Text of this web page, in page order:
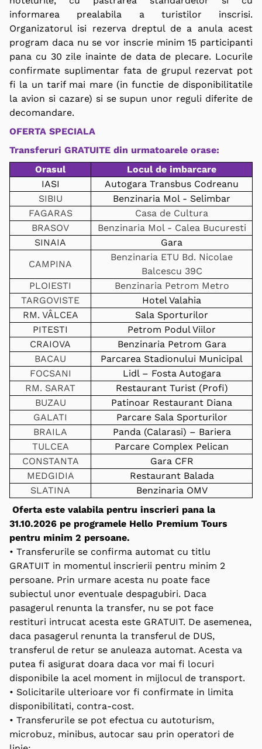
informarea prealabila a turistilor inscrisi.
Organizatorul isi rezerva dreptul de a anula acest
program daca nu se vor inscrie minim 15 participanti
pana cu 30 zile inainte de data de plecare. Locurile
confirmate suplimentar fata de grupul rezervat pot
fi la un tarif mai mare (in functie de disponibilitatile
la avion si cazare) si se supun unor reguli diferite de
decomandare.
OFERTA SPECIALA
Transferuri GRATUITE din urmatoarele orase:
Orasul
Locul de imbarcare
IASI
Autogara Transbus Codreanu
SIBIU
Benzinaria Mol - Selimbar
FAGARAS
Casa de Cultura
BRASOV
Benzinaria Mol - Calea Bucuresti
SINAIA
Gara
CAMPINA
Benzinaria ETU Bd. Nicolae
Balcescu 39C
PLOIESTI
Benzinaria Petrom Metro
TARGOVISTE
Hotel Valahia
RM. VÂLCEA
Sala Sporturilor
PITESTI
Petrom Podul Viilor
CRAIOVA
Benzinaria Petrom Gara
BACAU
Parcarea Stadionului Municipal
FOCSANI
Lidl – Fosta Autogara
RM. SARAT
Restaurant Turist (Profi)
BUZAU
Patinoar Restaurant Diana
GALATI
Parcare Sala Sporturilor
BRAILA
Panda (Calarasi) – Bariera
TULCEA
Parcare Complex Pelican
CONSTANTA
Gara CFR
MEDGIDIA
Restaurant Balada
SLATINA
Benzinaria OMV
Oferta este valabila pentru inscrieri pana la
31.10.2026 pe programele Hello Premium Tours
pentru minim 2 persoane.
• Transferurile se confirma automat cu titlu
GRATUIT in momentul inscrierii pentru minim 2
persoane. Prin urmare acesta nu poate face
subiectul unor eventuale despagubiri. Daca
pasagerul renunta la transfer, nu se pot face
restituri intrucat acesta este GRATUIT. De asemenea,
daca pasagerul renunta la transferul de DUS,
transferul de retur se anuleaza automat. Acesta va
putea fi asigurat doara daca vor mai fi locuri
disponibile la acel moment in mijlocul de transport.
• Solicitarile ulterioare vor fi confirmate in limita
disponibilitati, contra-cost.
• Transferurile se pot efectua cu autoturism,
microbuz, minibus, autocar sau prin operatori de